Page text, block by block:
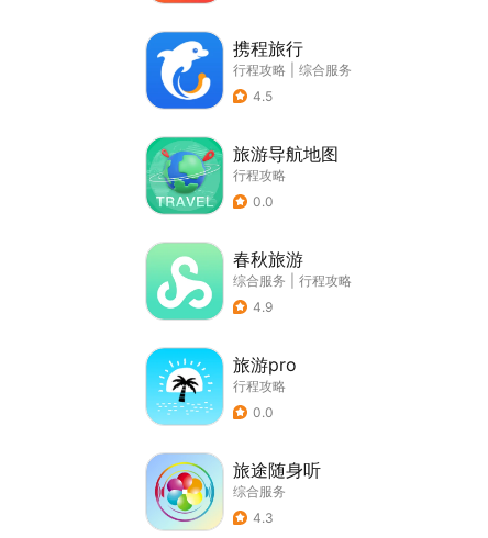
携程旅行
行程攻略
综合服务
4.5
旅游导航地图
行程攻略
0.0
春秋旅游
综合服务
行程攻略
4.9
旅游pro
行程攻略
0.0
旅途随身听
综合服务
4.3